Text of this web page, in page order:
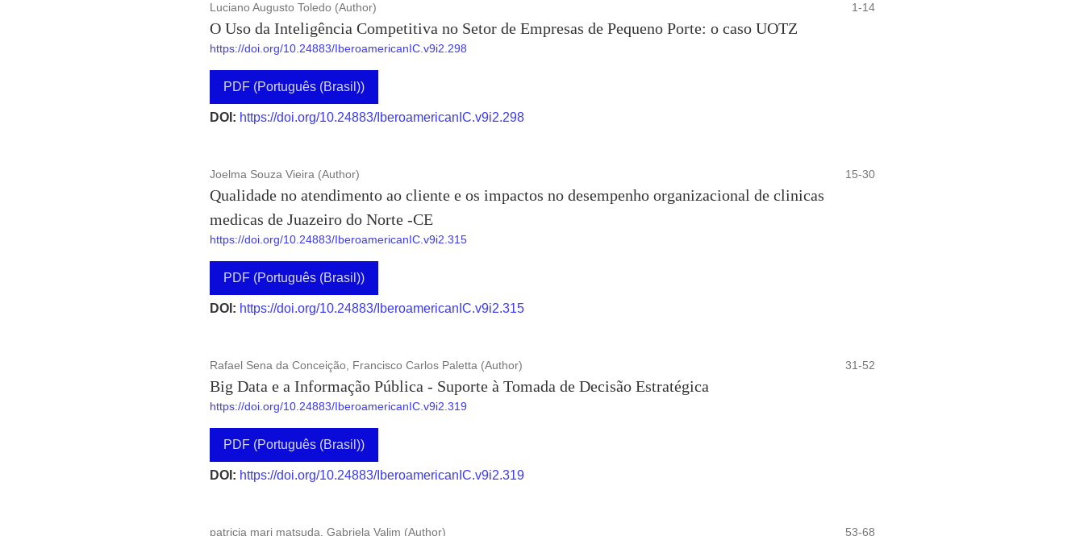
Luciano Augusto Toledo (Author) 1-14
O Uso da Inteligência Competitiva no Setor de Empresas de Pequeno Porte: o caso UOTZ
https://doi.org/10.24883/IberoamericanIC.v9i2.298
PDF (Português (Brasil))
DOI: https://doi.org/10.24883/IberoamericanIC.v9i2.298
Joelma Souza Vieira (Author) 15-30
Qualidade no atendimento ao cliente e os impactos no desempenho organizacional de clinicas
medicas de Juazeiro do Norte -CE
https://doi.org/10.24883/IberoamericanIC.v9i2.315
PDF (Português (Brasil))
DOI: https://doi.org/10.24883/IberoamericanIC.v9i2.315
Rafael Sena da Conceição, Francisco Carlos Paletta (Author) 31-52
Big Data e a Informação Pública - Suporte à Tomada de Decisão Estratégica
https://doi.org/10.24883/IberoamericanIC.v9i2.319
PDF (Português (Brasil))
DOI: https://doi.org/10.24883/IberoamericanIC.v9i2.319
patricia mari matsuda, Gabriela Valim (Author) 53-68